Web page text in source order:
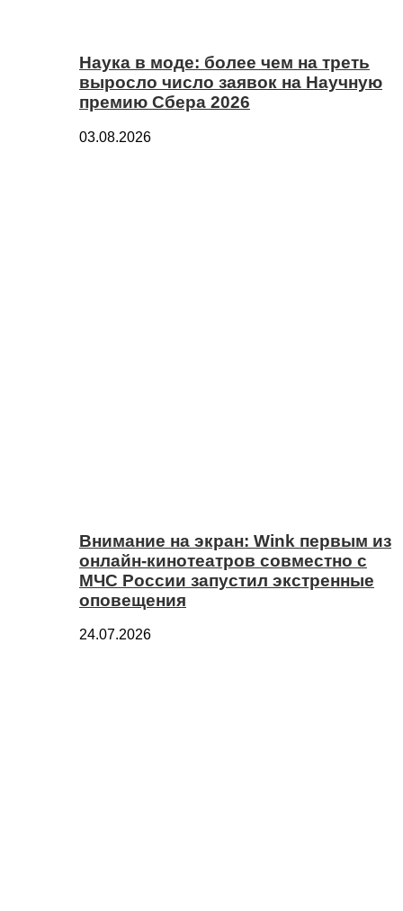
Наука в моде: более чем на треть
выросло число заявок на Научную
премию Сбера 2026
03.08.2026
Внимание на экран: Wink первым из
онлайн-кинотеатров совместно с
МЧС России запустил экстренные
оповещения
24.07.2026